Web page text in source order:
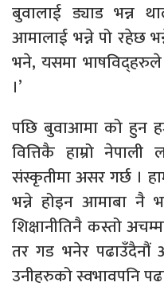
बुवालाई ड्याड भन्न
आमालाई भन्ने पो रहेछ
भने, यसमा
।’
पछि बुवाआमा को हुन
वित्तिकै हाम्रो
संस्कृतीमा असर गर्छ ।
भन्ने होइन आमाबा नै
शिक्षानीतिनै कस्तो
तर गड भनेर पढाउँदैनौं
उनीहरुको स्वभावपनि